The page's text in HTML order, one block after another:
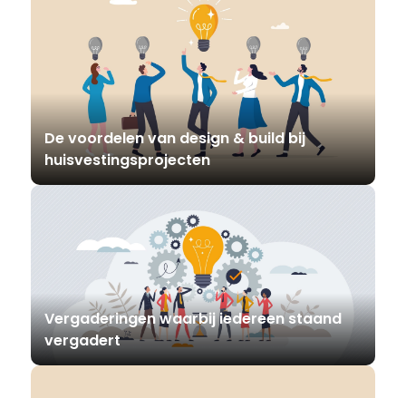
De voordelen van design & build bij
huisvestingsprojecten
Vergaderingen waarbij iedereen staand
vergadert